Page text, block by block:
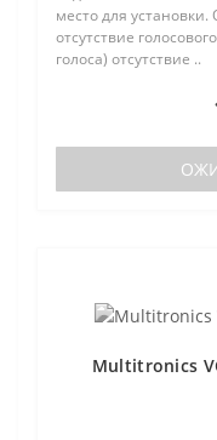
место для установки.
отсутствие
голоса) отсутствие ..
Multitronics